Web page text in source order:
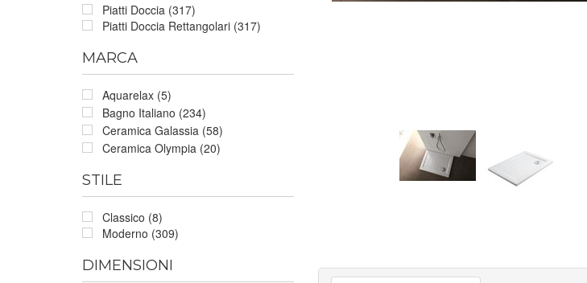
Piatti Doccia (317)
Piatti Doccia Rettangolari (317)
MARCA
Aquarelax (5)
Bagno Italiano (234)
Ceramica Galassia (58)
Ceramica Olympia (20)
STILE
Classico (8)
Moderno (309)
DIMENSIONI